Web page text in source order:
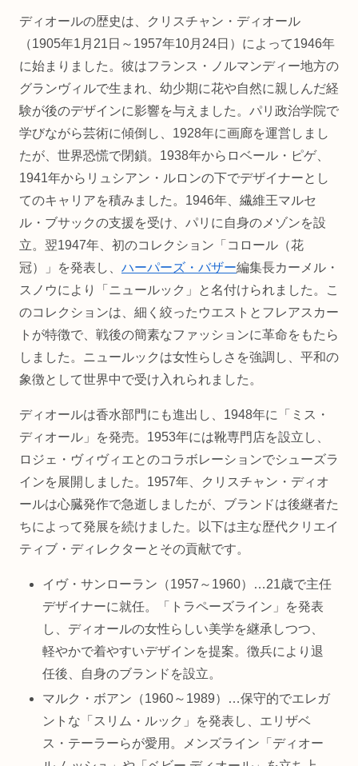
ディオールの歴史は、クリスチャン・ディオール
（1905年1月21日～1957年10月24日）によって1946年
に始まりました。彼はフランス・ノルマンディー地方の
グランヴィルで生まれ、幼少期に花や自然に親しんだ経
験が後のデザインに影響を与えました。パリ政治学院で
学びながら芸術に傾倒し、1928年に画廊を運営しまし
たが、世界恐慌で閉鎖。1938年からロベール・ピゲ、
1941年からリュシアン・ルロンの下でデザイナーとし
てのキャリアを積みました。1946年、繊維王マルセ
ル・ブサックの支援を受け、パリに自身のメゾンを設
立。翌1947年、初のコレクション「コロール（花
冠）」を発表し、 ハーパーズ・バザー編集長カーメル・
スノウにより「ニュールック」と名付けられました。こ
のコレクションは、細く絞ったウエストとフレアスカー
トが特徴で、戦後の簡素なファッションに革命をもたら
しました。ニュールックは女性らしさを強調し、平和の
象徴として世界中で受け入れられました。
ディオールは香水部門にも進出し、1948年に「ミス・
ディオール」を発売。1953年には靴専門店を設立し、
ロジェ・ヴィヴィエとのコラボレーションでシューズラ
インを展開しました。1957年、クリスチャン・ディオ
ールは心臓発作で急逝しましたが、ブランドは後継者た
ちによって発展を続けました。以下は主な歴代クリエイ
ティブ・ディレクターとその貢献です。
イヴ・サンローラン（1957～1960）…21歳で主任
デザイナーに就任。「トラペーズライン」を発表
し、ディオールの女性らしい美学を継承しつつ、
軽やかで着やすいデザインを提案。徴兵により退
任後、自身のブランドを設立。
マルク・ボアン（1960～1989）…保守的でエレガ
ントな「スリム・ルック」を発表し、エリザベ
ス・テーラーらが愛用。メンズライン「ディオー